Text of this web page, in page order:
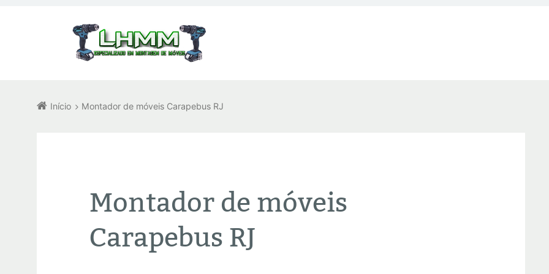
Início Montador de móveis Carapebus RJ
Montador de móveis
Carapebus RJ